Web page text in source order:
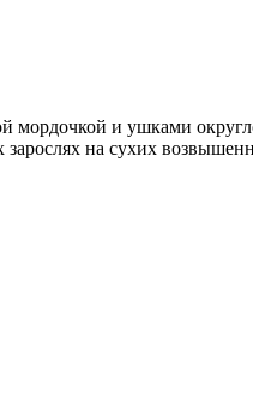
мордочкой и ушками
на сухих